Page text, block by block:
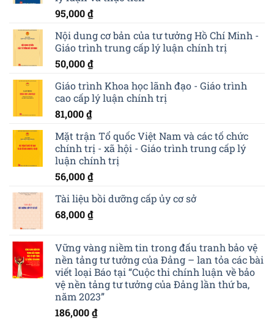
95,000₫
Nội dung cơ bản của tư tưởng Hồ Chí Minh -
Giáo trình trung cấp lý luận chính trị
50,000₫
Giáo trình Khoa học lãnh đạo - Giáo trình
cao cấp lý luận chính trị
81,000₫
Mặt trận Tổ quốc Việt Nam và các tố chức
chính trị - xã hội - Giáo trình trung cấp lý
luận chính trị
56,000₫
Tài liệu bồi dưỡng cấp ủy cơ sở
68,000₫
Vững vàng niềm tin trong đấu tranh bảo vệ
nền tảng tư tưởng của Đảng – lan tỏa các bài
viết loại Báo tại “Cuộc thi chính luận về bảo
vệ nền tảng tư tưởng của Đảng lần thứ ba,
năm 2023”
186,000₫